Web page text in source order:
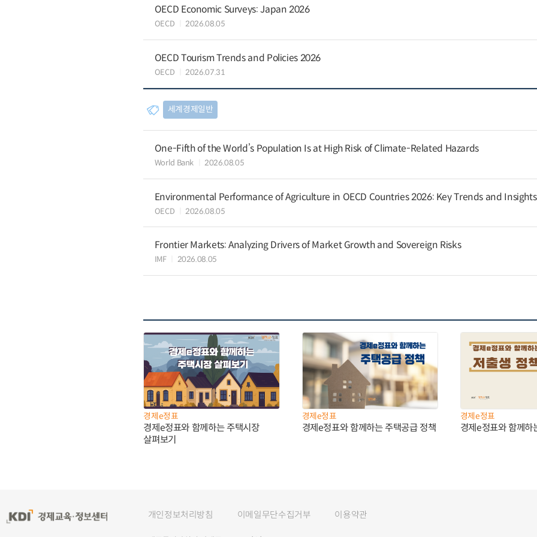
OECD Economic Surveys: Japan 2026
OECD 2026.08.05
OECD Tourism Trends and Policies 2026
OECD 2026.07.31
세계경제일반
One-Fifth of the World’s Population Is at High Risk of Climate-Related Hazards
World Bank 2026.08.05
Environmental Performance of Agriculture in OECD Countries 2026: Key Trends and Insights
OECD 2026.08.05
Frontier Markets: Analyzing Drivers of Market Growth and Sovereign Risks
IMF 2026.08.05
경제e정표
경제e정표와 함께하는 주택시장
살펴보기
경제e정표
경제e정표와 함께하는 주택공급 정책
경제e정표
경제e정표와 함께하
개인정보처리방침 이메일무단수집거부 이용약관